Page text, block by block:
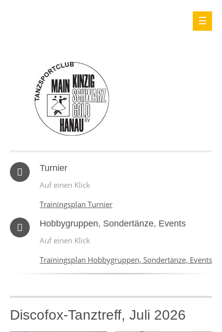
Turnier
Auf einen Klick
Trainingsplan Turnier
Hobbygruppen, Sondertänze, Events
Auf einen Klick
Trainingsplan Hobbygruppen, Sondertänze, Events
Discofox-Tanztreff, Juli 2026